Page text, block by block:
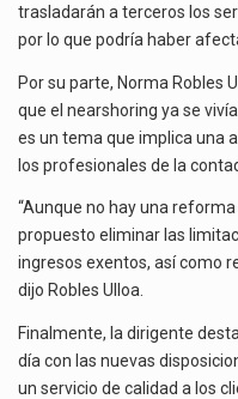
trasladarán a terceros los
por lo que podría haber
Por su parte, Norma Robles
que el nearshoring ya se
es un tema que implica una
los profesionales de la
“Aunque no hay una
propuesto eliminar las
ingresos exentos, así como
dijo Robles Ulloa.
Finalmente, la dirigente
día con las nuevas
un servicio de calidad a los